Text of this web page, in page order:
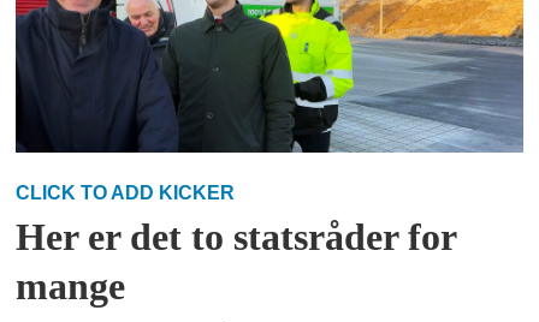
CLICK TO ADD KICKER
Her er det to statsråder for
mange